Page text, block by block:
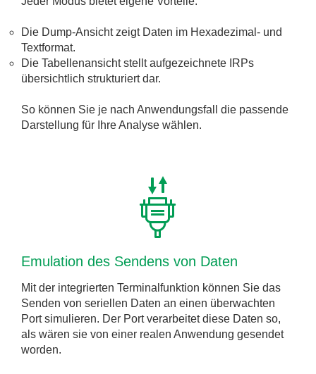
Die Dump-Ansicht zeigt Daten im Hexadezimal- und
Textformat.
Die Tabellenansicht stellt aufgezeichnete IRPs
übersichtlich strukturiert dar.
So können Sie je nach Anwendungsfall die passende
Darstellung für Ihre Analyse wählen.
Emulation des Sendens von Daten
Mit der integrierten Terminalfunktion können Sie das
Senden von seriellen Daten an einen überwachten
Port simulieren. Der Port verarbeitet diese Daten so,
als wären sie von einer realen Anwendung gesendet
worden.